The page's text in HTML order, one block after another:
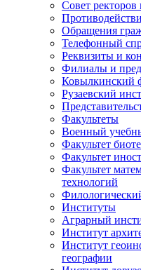
Совет
Обращения
Телефонный
Реквизиты и
Филиалы и
Ковылкинский
Рузаевский
Факультеты
Военный
Факультет
Факультет
Факультет
технологий
Институты
Аграрный
Институт
Институт
географии